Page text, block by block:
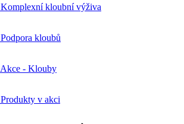
Komplexní kloubní výživa
Podpora kloubů
Akce - Klouby
Produkty v akci